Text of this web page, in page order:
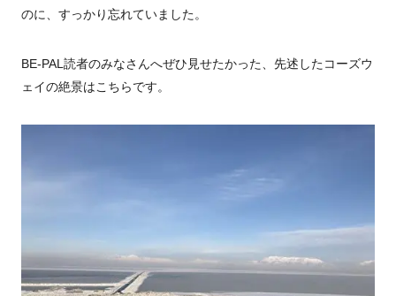
のに、すっかり忘れていました。
BE-PAL読者のみなさんへぜひ見せたかった、先述したコーズウ
ェイの絶景はこちらです。